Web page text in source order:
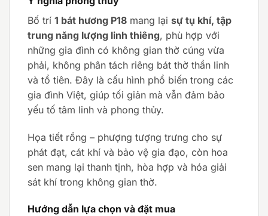
Bố trí 1 bát hương P18 mang lại sự tụ khí, tập
trung năng lượng linh thiêng, phù hợp với
những gia đình có không gian thờ cúng vừa
phải, không phân tách riêng bát thờ thần linh
và tổ tiên. Đây là cấu hình phổ biến trong các
gia đình Việt, giúp tối giản mà vẫn đảm bảo
yếu tố tâm linh và phong thủy.
Họa tiết rồng – phượng tượng trưng cho sự
phát đạt, cát khí và bảo vệ gia đạo, còn hoa
sen mang lại thanh tịnh, hòa hợp và hóa giải
sát khí trong không gian thờ.
Hướng dẫn lựa chọn và đặt mua